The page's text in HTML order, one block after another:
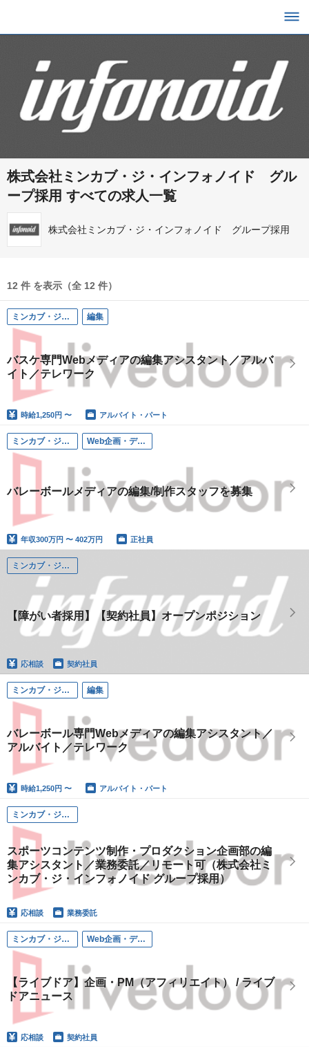
株式会社ミンカブ・ジ・インフォノイド グル
ープ採用 すべての求人一覧
株式会社ミンカブ・ジ・インフォノイド グループ採用
12 件 を表示（全 12 件）
ミンカブ・ジ・インフォノイド（ライブドア スポーツ事業本部） 編集
バスケ専門Webメディアの編集アシスタント／アルバ
イト／テレワーク
時給1,250円 〜 アルバイト・パート
ミンカブ・ジ・インフォノイド（ライブドア） Web企画・ディレクション
バレーボールメディアの編集/制作スタッフを募集
年収300万円 〜 402万円 正社員
ミンカブ・ジ・インフォノイド
【障がい者採用】【契約社員】オープンポジション
応相談 契約社員
ミンカブ・ジ・インフォノイド（ライブドア スポーツ事業本部） 編集
バレーボール専門Webメディアの編集アシスタント／
アルバイト／テレワーク
時給1,250円 〜 アルバイト・パート
ミンカブ・ジ・インフォノイド（ライブドア）
スポーツコンテンツ制作・プロダクション企画部の編
集アシスタント／業務委託／リモート可（株式会社ミ
ンカブ・ジ・インフォノイド グループ採用）
応相談 業務委託
ミンカブ・ジ・インフォノイド（ライブドア） Web企画・ディレクション
【ライブドア】企画・PM（アフィリエイト） / ライブ
ドアニュース
応相談 契約社員